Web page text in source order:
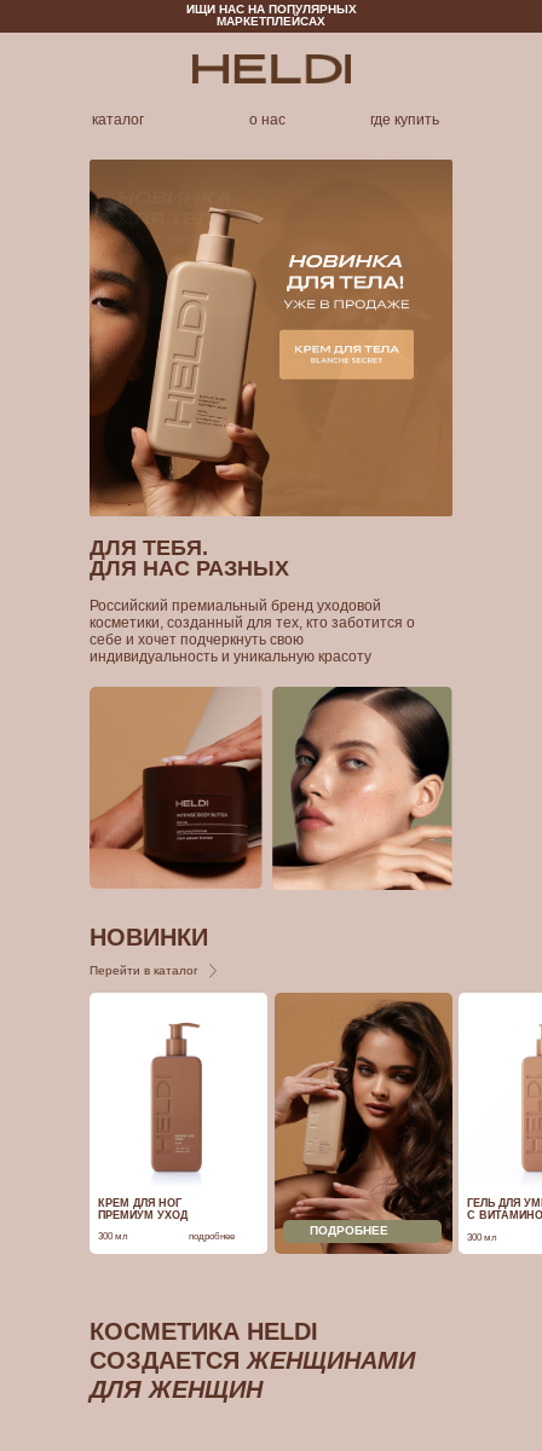
ДЛЯ ТЕБЯ.
ДЛЯ НАС РАЗНЫХ
Российский премиальный бренд уходовой
косметики, созданный для тех, кто заботится о
себе и хочет подчеркнуть свою
индивидуальность и уникальную красоту
ИЩИ НАС НА ПОПУЛЯРНЫХ
МАРКЕТПЛЕЙСАХ
каталог о нас где купить
ПОДРОБНЕЕ
НОВИНКИ
Перейти в каталог
КРЕМ ДЛЯ НОГ
ПРЕМИУМ УХОД
300 мл подробнее
ГЕЛЬ ДЛЯ
С
300 мл
КОСМЕТИКА HELDI
СОЗДАЕТСЯ ЖЕНЩИНАМИ
ДЛЯ ЖЕНЩИН